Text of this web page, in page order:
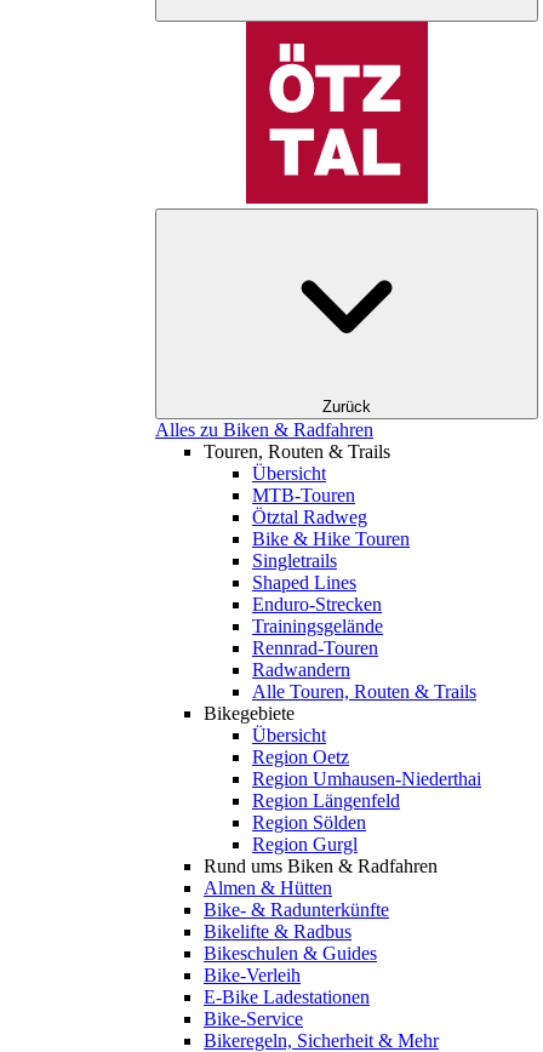
Zurück
Alles zu Biken & Radfahren
Touren, Routen & Trails
Übersicht
MTB-Touren
Ötztal Radweg
Bike & Hike Touren
Singletrails
Shaped Lines
Enduro-Strecken
Trainingsgelände
Rennrad-Touren
Radwandern
Alle Touren, Routen & Trails
Bikegebiete
Übersicht
Region Oetz
Region Umhausen-Niederthai
Region Längenfeld
Region Sölden
Region Gurgl
Rund ums Biken & Radfahren
Almen & Hütten
Bike- & Radunterkünfte
Bikelifte & Radbus
Bikeschulen & Guides
Bike-Verleih
E-Bike Ladestationen
Bike-Service
Bikeregeln, Sicherheit & Mehr